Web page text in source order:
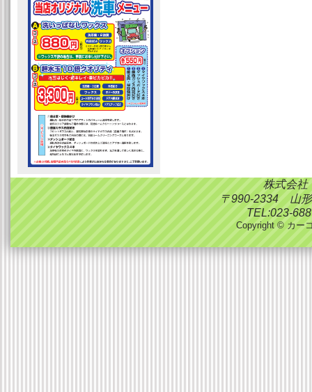
株式会
〒990-2334 山形
TEL:023-
Copyright © カー